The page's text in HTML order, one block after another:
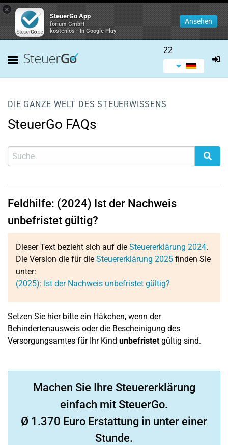
×
SteuerGo App
forium GmbH
kostenlos - In Google Play
Ansehen
22
DIE GANZE WELT DES STEUERWISSENS
SteuerGo FAQs
Feldhilfe: (2024) Ist der Nachweis
unbefristet gültig?
Dieser Text bezieht sich auf die Steuererklärung 2024.
Die Version die für die Steuererklärung 2025 finden Sie
unter:
(2025): Ist der Nachweis unbefristet gültig?
Setzen Sie hier bitte ein Häkchen, wenn der
Behindertenausweis oder die Bescheinigung des
Versorgungsamtes für Ihr Kind unbefristetgültig sind.
Machen Sie Ihre Steuererklärung
einfach mit SteuerGo.
Ø 1.370 Euro Erstattung in unter einer
Stunde.